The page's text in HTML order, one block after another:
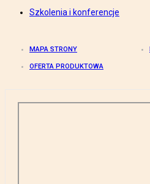
Szkolenia i konferencje
MAPA STRONY
OFERTA PRODUKTOWA